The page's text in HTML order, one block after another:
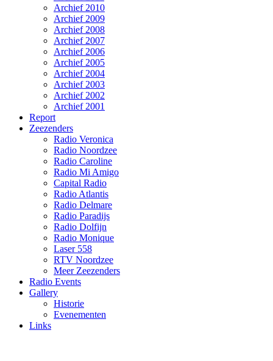
Archief 2010
Archief 2009
Archief 2008
Archief 2007
Archief 2006
Archief 2005
Archief 2004
Archief 2003
Archief 2002
Archief 2001
Report
Zeezenders
Radio Veronica
Radio Noordzee
Radio Caroline
Radio Mi Amigo
Capital Radio
Radio Atlantis
Radio Delmare
Radio Paradijs
Radio Dolfijn
Radio Monique
Laser 558
RTV Noordzee
Meer Zeezenders
Radio Events
Gallery
Historie
Evenementen
Links